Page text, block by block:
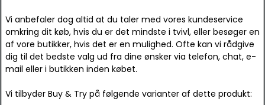
Vi anbefaler dog altid at du taler med vores kundeservice
omkring dit køb, hvis du er det mindste i tvivl, eller besøger en
af vore butikker, hvis det er en mulighed. Ofte kan vi rådgive
dig til det bedste valg ud fra dine ønsker via telefon, chat, e-
mail eller i butikken inden købet.
Vi tilbyder Buy & Try på følgende varianter af dette produkt: